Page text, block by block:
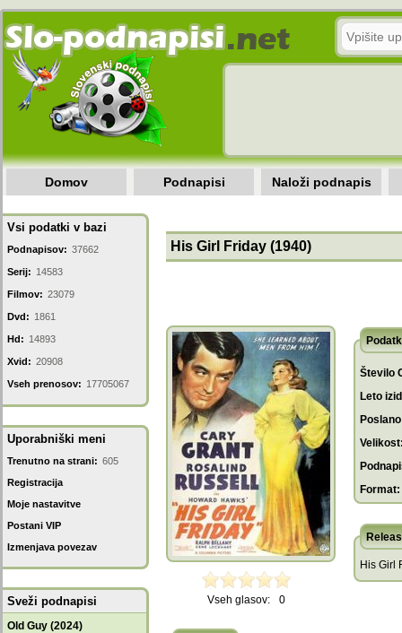
Domov Podnapisi Naloži podnapis
Vsi podatki v bazi
Podnapisov: 37662
Serij: 14583
Filmov: 23079
Dvd: 1861
Hd: 14893
Xvid: 20908
Vseh prenosov: 17705067
Uporabniški meni
Trenutno na strani: 605
Registracija
Moje nastavitve
Postani VIP
Izmenjava povezav
Sveži podnapisi
Old Guy (2024)
His Girl Friday (1940)
Vseh glasov: 0
Število
Leto
Format:
His Girl